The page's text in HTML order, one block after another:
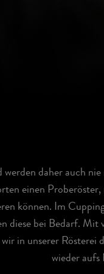
daher auch
einen
können. Im
diese bei Bedarf. Mit
in unserer Rösterei
wieder